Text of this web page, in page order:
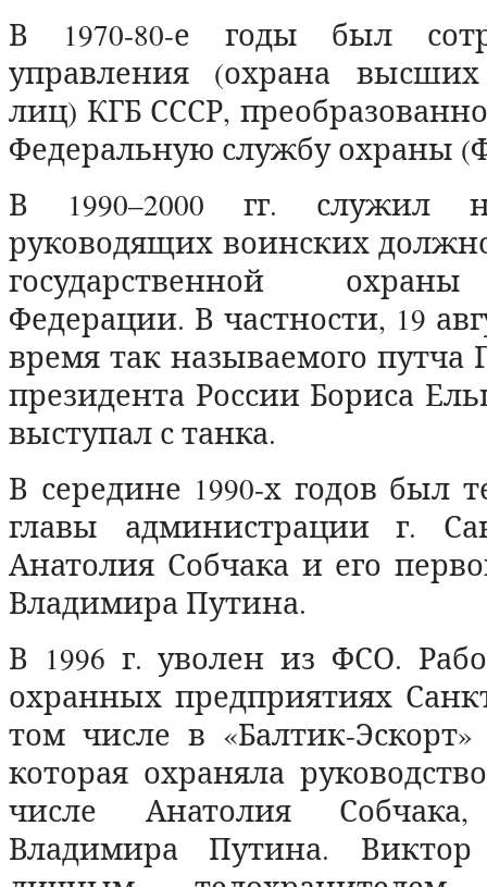
В 1970-80-е годы был
управления (охрана
лиц) КГБ СССР,
Федеральную службу охраны
В 1990–2000 гг. служил
руководящих воинских
государственной
Федерации. В частности, 19
время так называемого путча
президента России Бориса
выступал с танка.
В середине 1990-х годов был
главы администрации г.
Анатолия Собчака и его
Владимира Путина.
В 1996 г. уволен из ФСО.
охранных предприятиях
том числе в «Балтик-
которая охраняла
числе Анатолия
Владимира Путина.